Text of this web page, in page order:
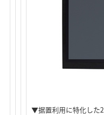
▼据置利用に特化した